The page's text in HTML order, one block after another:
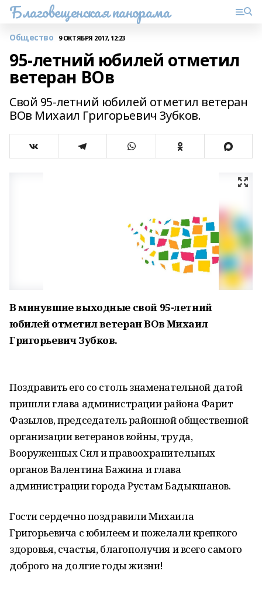
Благовещенская панорама
Общество 9 ОКТЯБРЯ 2017, 12:23
95-летний юбилей отметил
ветеран ВОв
Свой 95-летний юбилей отметил ветеран
ВОв Михаил Григорьевич Зубков.
В минувшие выходные свой 95-летний
юбилей отметил ветеран ВОв Михаил
Григорьевич Зубков.
Поздравить его со столь знаменательной датой
пришли глава администрации района Фарит
Фазылов, председатель районной общественной
организации ветеранов войны, труда,
Вооруженных Сил и правоохранительных
органов Валентина Бажина и глава
администрации города Рустам Бадыкшанов.
Гости сердечно поздравили Михаила
Григорьевича с юбилеем и пожелали крепкого
здоровья, счастья, благополучия и всего самого
доброго на долгие годы жизни!